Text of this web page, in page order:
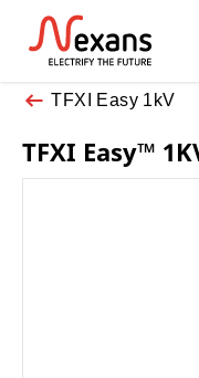
TFXI Easy 1kV
TFXI Easy™